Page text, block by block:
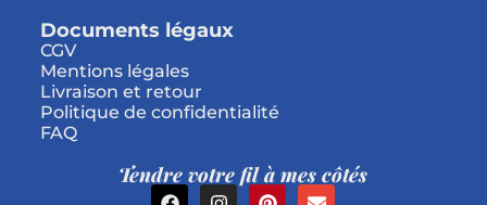
Documents légaux
CGV
Mentions légales
Livraison et retour
Politique de confidentialité
FAQ
Tendre votre fil à mes côtés